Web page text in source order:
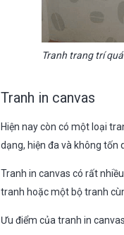
Tranh trang trí
Tranh in canvas
Hiện nay còn có một loại
dạng, hiện đa và không tốn
Tranh in canvas có rất
tranh hoặc một bộ tranh
Ưu điểm của tranh in